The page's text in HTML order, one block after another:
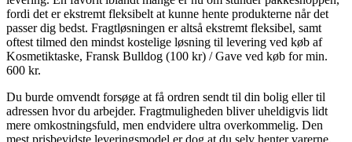
fordi det er ekstremt fleksibelt at kunne hente produkterne når det
passer dig bedst. Fragtløsningen er altså ekstremt fleksibel, samt
oftest tilmed den mindst kostelige løsning til levering ved køb af
Kosmetiktaske, Fransk Bulldog (100 kr) / Gave ved køb for min.
600 kr.
Du burde omvendt forsøge at få ordren sendt til din bolig eller til
adressen hvor du arbejder. Fragtmuligheden bliver uheldigvis lidt
mere omkostningsfuld, men endvidere ultra overkommelig. Den
mest prisbevidste leveringsmodel er dog at du selv henter varerne,